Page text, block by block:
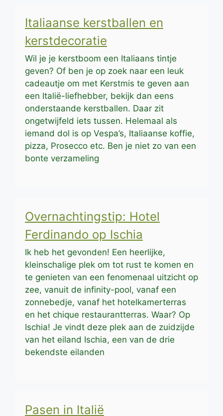
Italiaanse kerstballen en
kerstdecoratie
Wil je je kerstboom een Italiaans tintje
geven? Of ben je op zoek naar een leuk
cadeautje om met Kerstmis te geven aan
een Italië-liefhebber, bekijk dan eens
onderstaande kerstballen. Daar zit
ongetwijfeld iets tussen. Helemaal als
iemand dol is op Vespa’s, Italiaanse koffie,
pizza, Prosecco etc. Ben je niet zo van een
bonte verzameling
Overnachtingstip: Hotel
Ferdinando op Ischia
Ik heb het gevonden! Een heerlijke,
kleinschalige plek om tot rust te komen en
te genieten van een fenomenaal uitzicht op
zee, vanuit de infinity-pool, vanaf een
zonnebedje, vanaf het hotelkamerterras
en het chique restaurantterras. Waar? Op
Ischia! Je vindt deze plek aan de zuidzijde
van het eiland Ischia, een van de drie
bekendste eilanden
Pasen in Italië